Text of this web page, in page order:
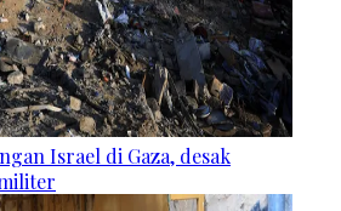
Israel di Gaza, desak